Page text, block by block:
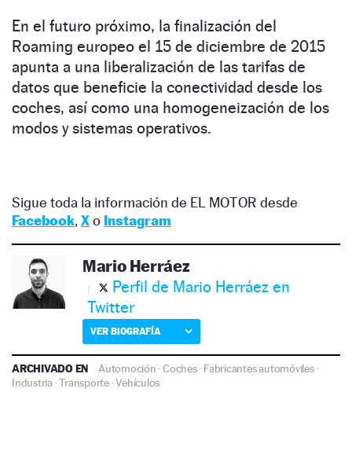
En el futuro próximo, la finalización del
Roaming europeo el 15 de diciembre de 2015
apunta a una liberalización de las tarifas de
datos que beneficie la conectividad desde los
coches, así como una homogeneización de los
modos y sistemas operativos.
Sigue toda la información de EL MOTOR desde
Facebook, Xo Instagram
Mario Herráez
Perfil de Mario Herráez en
Twitter
VER BIOGRAFÍA
ARCHIVADO EN Automoción ·Coches· Fabricantes automóviles·
Industria·Transporte·Vehículos